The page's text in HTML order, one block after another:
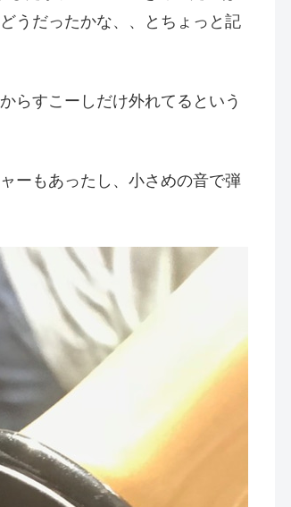
うだったかな、、とちょっと記
らすこーしだけ外れてるという
ーもあったし、小さめの音で弾